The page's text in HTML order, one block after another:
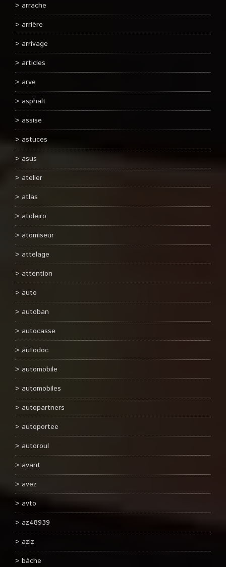
arrache
arrière
arrivage
articles
arve
asphalt
assise
astuces
asus
atelier
atlas
atoleiro
atomiseur
attelage
attention
auto
autoban
autocasse
autodoc
automobile
automobiles
autopartners
autoportee
autoroul
avant
avez
avto
az48939
aziz
bâche